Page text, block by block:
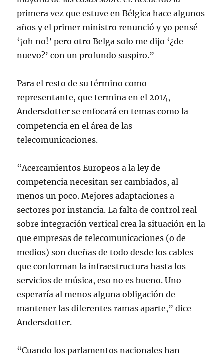
primera vez que estuve en Bélgica hace algunos
años y el primer ministro renunció y yo pensé
‘¡oh no!’ pero otro Belga solo me dijo ‘¿de
nuevo?’ con un profundo suspiro.”
Para el resto de su término como
representante, que termina en el 2014,
Andersdotter se enfocará en temas como la
competencia en el área de las
telecomunicaciones.
“Acercamientos Europeos a la ley de
competencia necesitan ser cambiados, al
menos un poco. Mejores adaptaciones a
sectores por instancia. La falta de control real
sobre integración vertical crea la situación en la
que empresas de telecomunicaciones (o de
medios) son dueñas de todo desde los cables
que conforman la infraestructura hasta los
servicios de música, eso no es bueno. Uno
esperaría al menos alguna obligación de
mantener las diferentes ramas aparte,” dice
Andersdotter.
“Cuando los parlamentos nacionales han